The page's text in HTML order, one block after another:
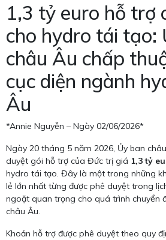
1,3 tỷ euro hỗ trợ
cho hydro tái tạo:
châu Âu chấp
cục diện ngành
Âu
*Annie Nguyễn – Ngày 02/06/2026*
Ngày 20 tháng 5 năm 2026, Ủy ban
duyệt gói hỗ trợ của Đức trị giá 1,3 tỷ
hydro tái tạo. Đây là một trong những
lẻ lớn nhất từng được phê duyệt trong
ngoặt quan trọng cho quá trình chuyển
châu Âu.
Khoản hỗ trợ được phê duyệt theo quy